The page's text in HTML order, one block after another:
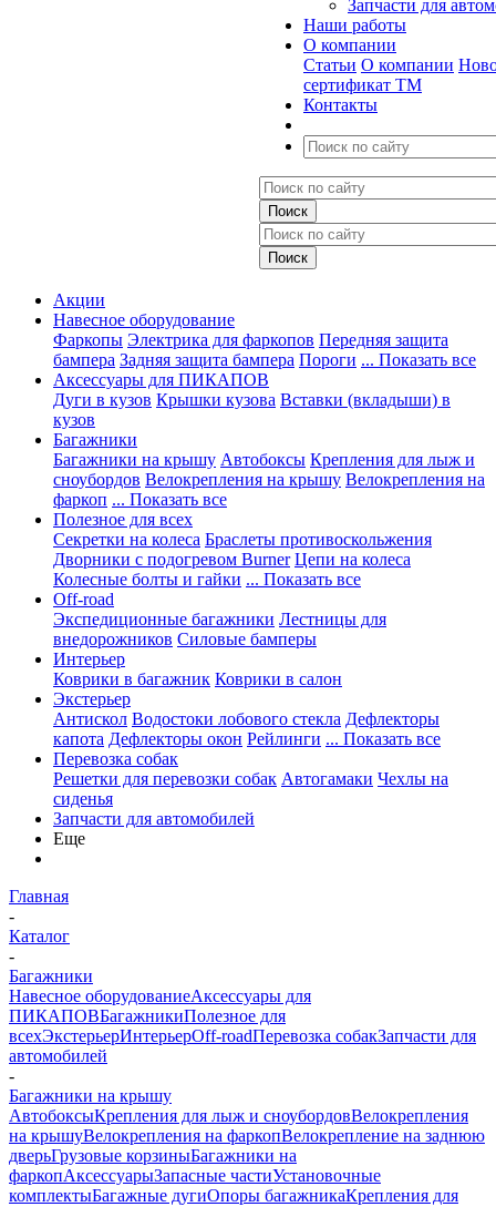
Запчасти для
Наши работы
О компании
Статьи О компании
сертификат ТМ
Контакты
Акции
Навесное оборудование
Фаркопы Электрика для фаркопов Передняя защита
бампера Задняя защита бампера Пороги ... Показать все
Аксессуары для ПИКАПОВ
Дуги в кузов Крышки кузова Вставки (вкладыши) в
кузов
Багажники
Багажники на крышу Автобоксы Крепления для лыж и
сноубордов Велокрепления на крышу Велокрепления на
фаркоп ... Показать все
Полезное для всех
Секретки на колеса Браслеты противоскольжения
Дворники с подогревом Burner Цепи на колеса
Колесные болты и гайки ... Показать все
Off-road
Экспедиционные багажники Лестницы для
внедорожников Силовые бамперы
Интерьер
Коврики в багажник Коврики в салон
Экстерьер
Антискол Водостоки лобового стекла Дефлекторы
капота Дефлекторы окон Рейлинги ... Показать все
Перевозка собак
Решетки для перевозки собак Автогамаки Чехлы на
сиденья
Запчасти для автомобилей
Еще
Главная
-
Каталог
-
Багажники
Навесное оборудованиеАксессуары для
ПИКАПОВБагажникиПолезное для
всехЭкстерьерИнтерьерOff-roadПеревозка собакЗапчасти для
автомобилей
-
Багажники на крышу
АвтобоксыКрепления для лыж и сноубордовВелокрепления
на крышуВелокрепления на фаркопВелокрепление на заднюю
дверьГрузовые корзиныБагажники на
фаркопАксессуарыЗапасные частиУстановочные
комплектыБагажные дугиОпоры багажникаКрепления для